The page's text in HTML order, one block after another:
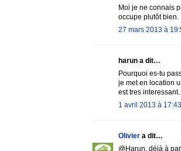
Moi je ne connais
occupe plutôt bien.
27 mars 2013 à
harun a dit…
Pourquoi es-tu
je met en location
est tres interessant.
1 avril 2013 à 17:43
Olivier a dit…
@Harun, déjà à